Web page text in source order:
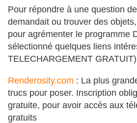
Pour répondre à une question
demandait ou trouver des
pour agrémenter le programme
sélectionné quelques liens
TELECHARGEMENT
Renderosity.com : La plus
trucs pour poser. Inscription
gratuite, pour avoir accès aux
gratuits